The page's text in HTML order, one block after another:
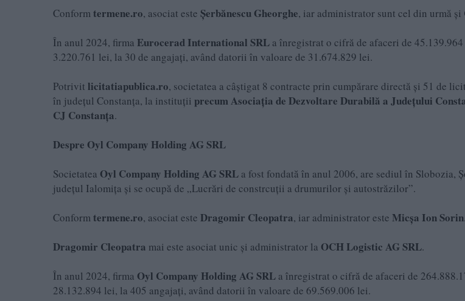
Conformtermene.ro, asociat este Șerbănescu Gheorghe, iar administrator sunt cel din urmă și
În anul 2024, firma Eurocerad International SRL a înregistrat o cifră de afaceri de
3.220.761 lei, la 30 de angajați, având datorii în valoare de 31.674.829 lei.
Potrivit licitatiapublica.ro, societatea a câștigat 8 contracte prin cumpărare directă și 51 de
în județul Constanța, la instituții precum Asociația de Dezvoltare Durabilă a Județului
CJ Constanța.
Despre Oyl Company Holding AG SRL
Societatea Oyl Company Holding AG SRL a fost fondată în anul 2006, are sediul în Slobozia,
județul Ialomița și se ocupă de „Lucrări de constrcuții a drumurilor și autostrăzilor”.
Conformtermene.ro, asociat este Dragomir Cleopatra, iar administrator este Micșa Ion Sorin.
Dragomir Cleopatra mai este asociat unic și administrator la OCH Logistic AG SRL.
În anul 2024, firma Oyl Company Holding AG SRL a înregistrat o cifră de afaceri de
28.132.894 lei, la 405 angajați, având datorii în valoare de 69.569.006 lei.